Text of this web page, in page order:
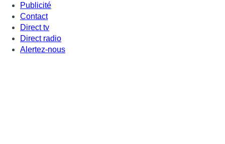
Publicité
Contact
Direct tv
Direct radio
Alertez-nous